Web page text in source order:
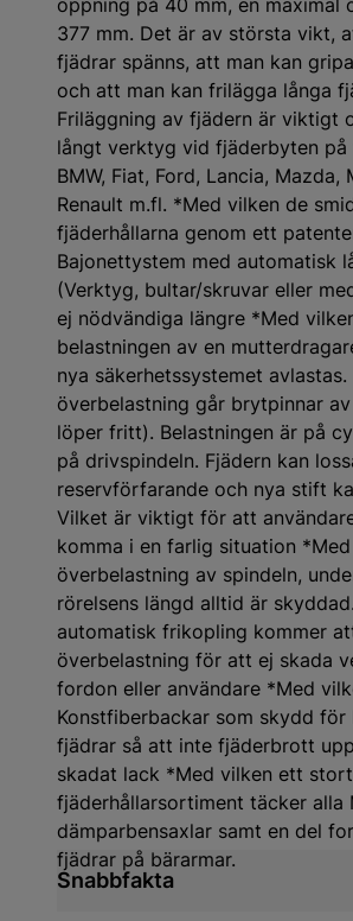
öppning på 40 mm, en maximal
377 mm. Det är av största vikt,
fjädrar spänns, att man kan
och att man kan frilägga långa
Friläggning av fjädern är viktigt
långt verktyg vid fjäderbyten på
BMW, Fiat, Ford, Lancia, Mazda,
Renault m.fl. *Med vilken de
fjäderhållarna genom ett
Bajonettystem med automatisk
(Verktyg, bultar/skruvar eller
ej nödvändiga längre *Med
belastningen av en
nya säkerhetssystemet avlastas.
överbelastning går brytpinnar
löper fritt). Belastningen är på
på drivspindeln. Fjädern kan
reservförfarande och nya stift
Vilket är viktigt för att
komma i en farlig situation
överbelastning av spindeln,
rörelsens längd alltid är
automatisk frikopling kommer
överbelastning för att ej skada
fordon eller användare *Med
Konstfiberbackar som skydd för
fjädrar så att inte fjäderbrott
skadat lack *Med vilken ett stort
fjäderhållarsortiment täcker alla
dämparbensaxlar samt en del
fjädrar på bärarmar.
Snabbfakta